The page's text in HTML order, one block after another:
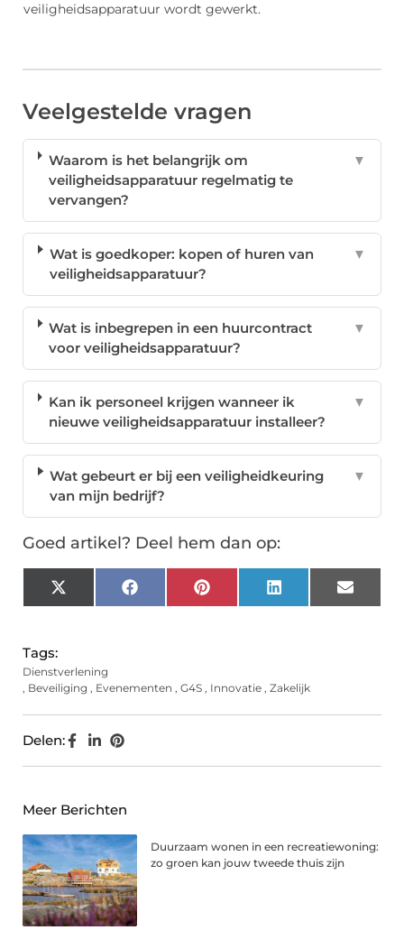
veiligheidsapparatuur wordt gewerkt.
Veelgestelde vragen
Waarom is het belangrijk om
veiligheidsapparatuur regelmatig te
vervangen?
▼
Wat is goedkoper: kopen of huren van
veiligheidsapparatuur?
▼
Wat is inbegrepen in een huurcontract
voor veiligheidsapparatuur?
▼
Kan ik personeel krijgen wanneer ik
nieuwe veiligheidsapparatuur installeer?
▼
Wat gebeurt er bij een veiligheidkeuring
van mijn bedrijf?
▼
Goed artikel? Deel hem dan op:
X
(Twitter)
FacebookPinterest LinkedIn Email
Tags:
Dienstverlening
, Beveiliging , Evenementen , G4S , Innovatie , Zakelijk
Delen:
Meer Berichten
Duurzaam wonen in een recreatiewoning:
zo groen kan jouw tweede thuis zijn